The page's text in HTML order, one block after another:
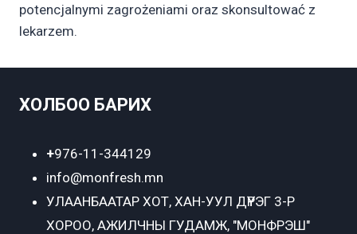
potencjalnymi zagrożeniami oraz skonsultować z
lekarzem.
ХОЛБОО БАРИХ
+976-11-344129
info@monfresh.mn
УЛААНБААТАР ХОТ, ХАН-УУЛ ДҮҮРЭГ 3-Р
ХОРОО, АЖИЛЧНЫ ГУДАМЖ, "МОНФРЭШ"